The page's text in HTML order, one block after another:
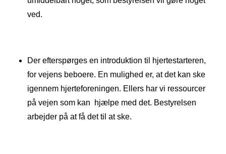
ved.
Der efterspørges en introduktion til hjertestarteren,
for vejens beboere. En mulighed er, at det kan ske
igennem hjerteforeningen. Ellers har vi ressourcer
på vejen som kan hjælpe med det. Bestyrelsen
arbejder på at få det til at ske.